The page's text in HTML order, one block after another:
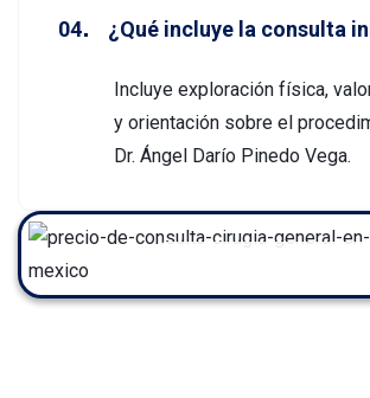
¿Qué incluye la consulta
Incluye exploración física,
y orientación sobre el
Dr. Ángel Darío Pinedo Vega.